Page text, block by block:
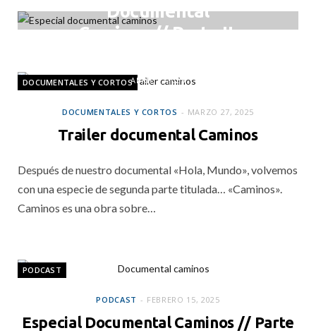
Documental
Caminos // Parte II:
ABRIL 7, 2025
DOCUMENTALES Y CORTOS
DOCUMENTALES Y CORTOS MARZO 27, 2025
Trailer documental Caminos
Después de nuestro documental «Hola, Mundo», volvemos
con una especie de segunda parte titulada… «Caminos».
Caminos es una obra sobre…
PODCAST
PODCAST FEBRERO 15, 2025
Especial Documental Caminos // Parte